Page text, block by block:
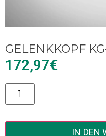
GELENKKOPF
172,97€
Alternative:
IN DEN